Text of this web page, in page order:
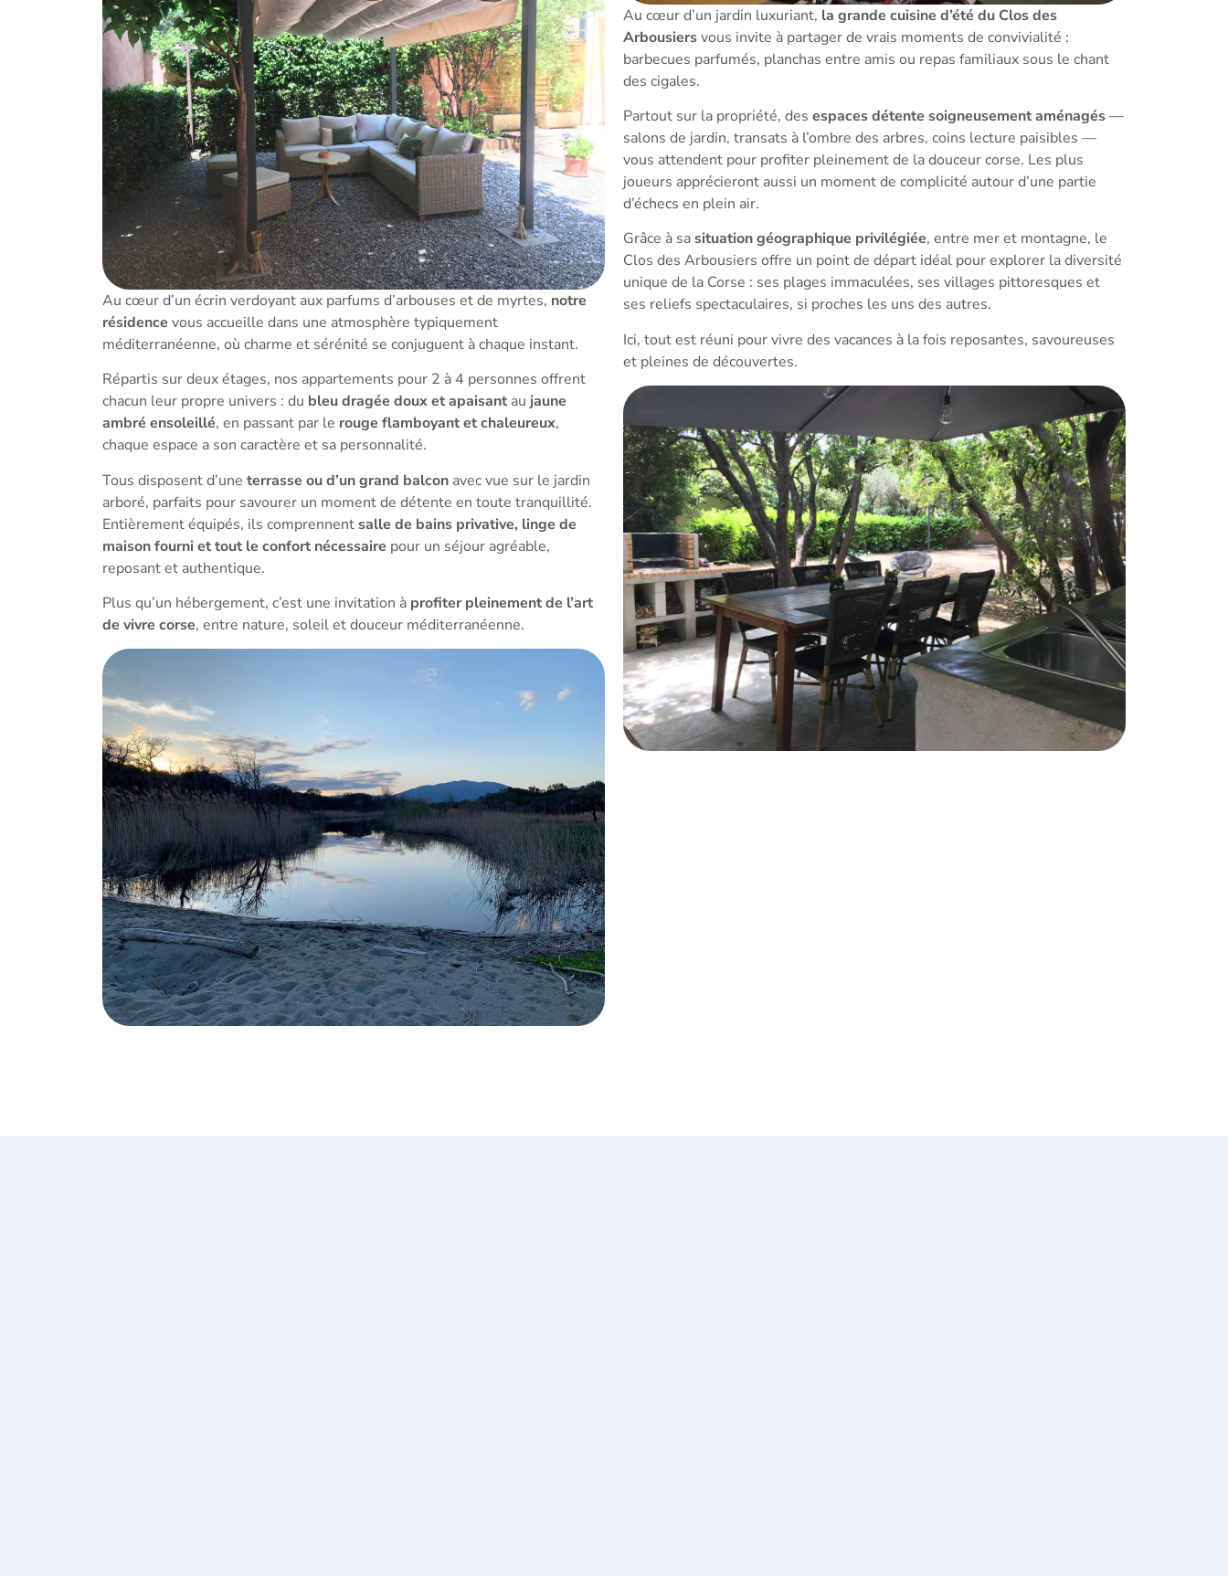
Au cœur d’un écrin verdoyant aux parfums d’arbouses et de myrtes, notre
résidence vous accueille dans une atmosphère typiquement
méditerranéenne, où charme et sérénité se conjuguent à chaque instant.
Répartis sur deux étages, nos appartements pour 2 à 4 personnes offrent
chacun leur propre univers : du bleu dragée doux et apaisant au jaune
ambré ensoleillé, en passant par le rouge flamboyant et chaleureux,
chaque espace a son caractère et sa personnalité.
Tous disposent d’une terrasse ou d’un grand balcon avec vue sur le jardin
arboré, parfaits pour savourer un moment de détente en toute tranquillité.
Entièrement équipés, ils comprennentsalle de bains privative, linge de
maison fourni et tout le confort nécessaire pour un séjour agréable,
reposant et authentique.
Plus qu’un hébergement, c’est une invitation à profiter pleinement de l’art
de vivre corse, entre nature, soleil et douceur méditerranéenne.
Au cœur d’un jardin luxuriant, la grande cuisine d’été du Clos des
Arbousiersvous invite à partager de vrais moments de convivialité :
barbecues parfumés, planchas entre amis ou repas familiaux sous le chant
des cigales.
Partout sur la propriété, des espaces détente soigneusement aménagés—
salons de jardin, transats à l’ombre des arbres, coins lecture paisibles —
vous attendent pour profiter pleinement de la douceur corse. Les plus
joueurs apprécieront aussi un moment de complicité autour d’une partie
d’échecs en plein air.
Grâce à sasituation géographique privilégiée, entre mer et montagne, le
Clos des Arbousiers offre un point de départ idéal pour explorer la diversité
unique de la Corse : ses plages immaculées, ses villages pittoresques et
ses reliefs spectaculaires, si proches les uns des autres.
Ici, tout est réuni pour vivre des vacances à la fois reposantes, savoureuses
et pleines de découvertes.